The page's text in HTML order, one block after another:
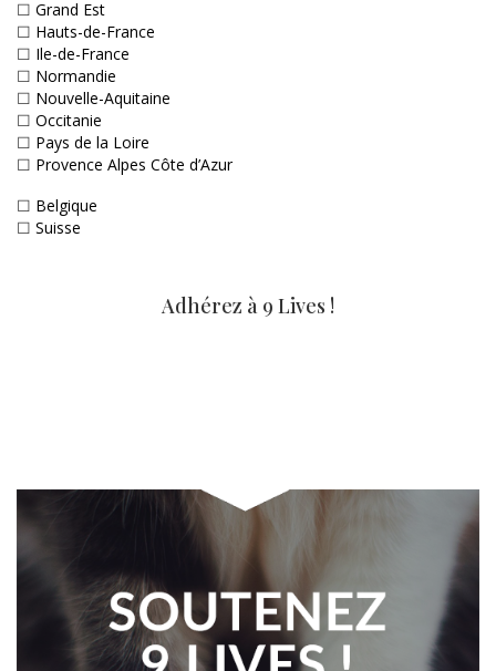
☐ Grand Est
☐ Hauts-de-France
☐ Ile-de-France
☐ Normandie
☐ Nouvelle-Aquitaine
☐ Occitanie
☐ Pays de la Loire
☐ Provence Alpes Côte d’Azur
☐ Belgique
☐ Suisse
Adhérez à 9 Lives !